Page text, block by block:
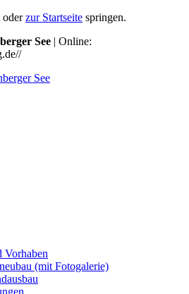
oderzur Startseite springen.
See | Online:
Vorhaben
(mit Fotogalerie)